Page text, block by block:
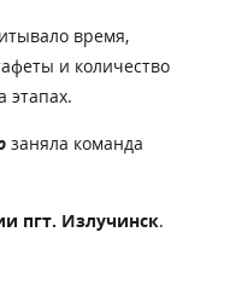
время,
и количество
этапах.
заняла команда
пгт. Излучинск.